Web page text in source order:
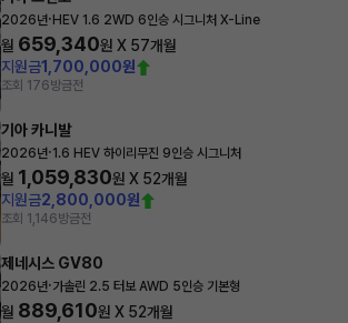
2026년· HEV 1.6 2WD 6인승 시그니처 X-Line
월 659,340원 X 57개월
지원금1,700,000원
조회 176방금전
기아 카니발
2026년·1.6 HEV 하이리무진 9인승 시그니처
월 1,059,830원 X 52개월
지원금2,800,000원
조회 1,146방금전
제네시스 GV80
2026년·가솔린 2.5 터보 AWD 5인승 기본형
월 889,610원 X 52개월